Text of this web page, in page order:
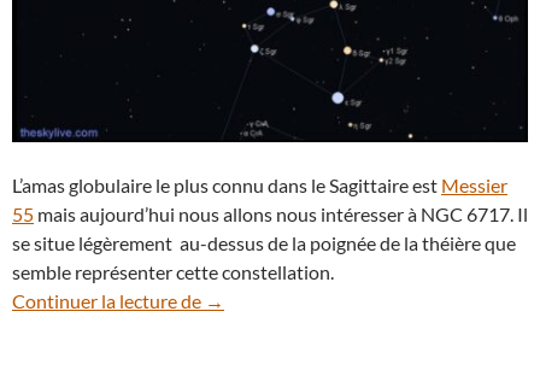
L’amas globulaire le plus connu dans le Sagittaire est Messier
55 mais aujourd’hui nous allons nous intéresser à NGC 6717. Il
se situe légèrement au-dessus de la poignée de la théière que
semble représenter cette constellation.
Continuer la lecture de NGC 6717, l’amas globulaire qui
→